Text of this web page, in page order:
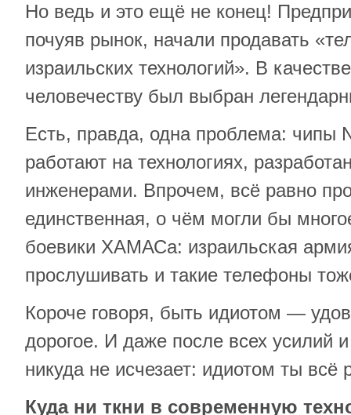
Но ведь и это ещё не конец!
почуяв рынок, начали продавать
израильских технологий». В
человечеству был выбран
Есть, правда, одна проблема: чипы
работают на технологиях,
инженерами. Впрочем, всё равно
единственная, о чём могли бы
боевики ХАМАСа: израильская
прослушивать и такие телефоны
Короче говоря, быть идиотом —
дорогое. И даже после всех усилий
никуда не исчезает: идиотом ты всё
Куда ни ткни в современную